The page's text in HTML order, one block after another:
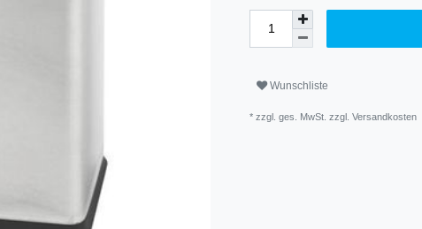
Wunschliste
* zzgl. ges. MwSt. zzgl. Versandkosten